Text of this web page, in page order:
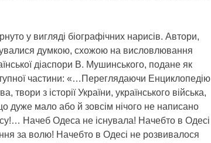
у вигляді біографічних нарисів. Автори,
думкою, схожою на висловлювання
діаспори В. Мушинського, подане як
частини: «…Переглядаючи Енциклопедію
твори з історії України, українського війська,
дуже мало або й зовсім нічого не написано
Начеб Одеса не існувала! Начебто в Одесі
за волю! Начебто в Одесі не розвивалося